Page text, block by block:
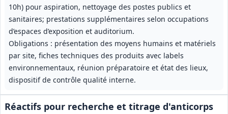
10h) pour aspiration, nettoyage des postes publics et
sanitaires; prestations supplémentaires selon occupations
d’espaces d’exposition et auditorium.
Obligations : présentation des moyens humains et matériels
par site, fiches techniques des produits avec labels
environnementaux, réunion préparatoire et état des lieux,
dispositif de contrôle qualité interne.
Réactifs pour recherche et titrage d'anticorps